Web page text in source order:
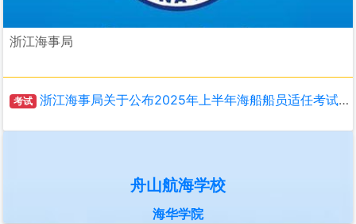
浙江海事局
考试 浙江海事局关于公布2025年上半年海船船员适任考试和评估计划的通知
舟山航海学校
海华学院